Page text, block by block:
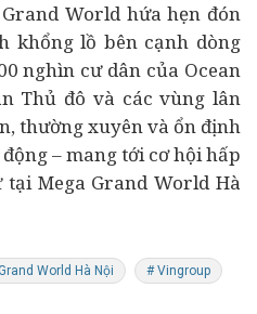
World hứa hẹn đón
khổng lồ bên cạnh dòng
nghìn cư dân của Ocean
Thủ đô và các vùng lân
thường xuyên và ổn định
– mang tới cơ hội hấp
Mega Grand World Hà
World Hà Nội # Vingroup